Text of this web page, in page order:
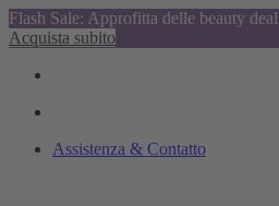
Flash Sale: Approfitta delle beauty
Acquista subito
Assistenza & Contatto